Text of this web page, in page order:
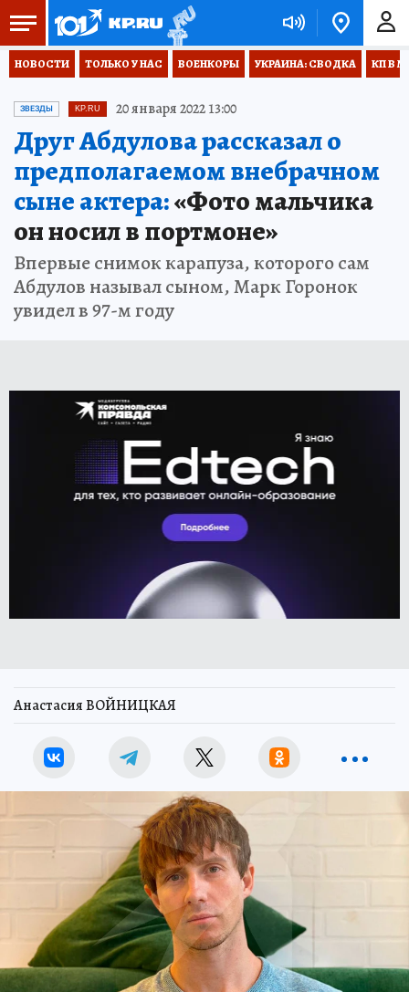
НОВОСТИ ТОЛЬКО У НАС ВОЕНКОРЫ УКРАИНА: СВОДКА КП В
ЗВЕЗДЫ KP.RU 20 января 2022 13:00
Друг Абдулова рассказал о
предполагаемом внебрачном
сыне актера:«Фото мальчика
он носил в портмоне»
Впервые снимок карапуза, которого сам
Абдулов называл сыном, Марк Горонок
увидел в 97-м году
Анастасия ВОЙНИЦКАЯ